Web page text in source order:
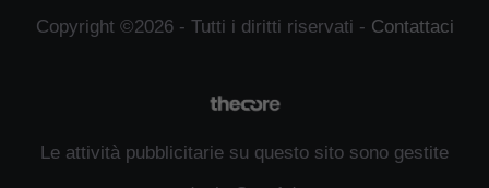
Copyright ©2026 - Tutti i diritti riservati - Contattaci
Le attività pubblicitarie su questo sito sono gestite